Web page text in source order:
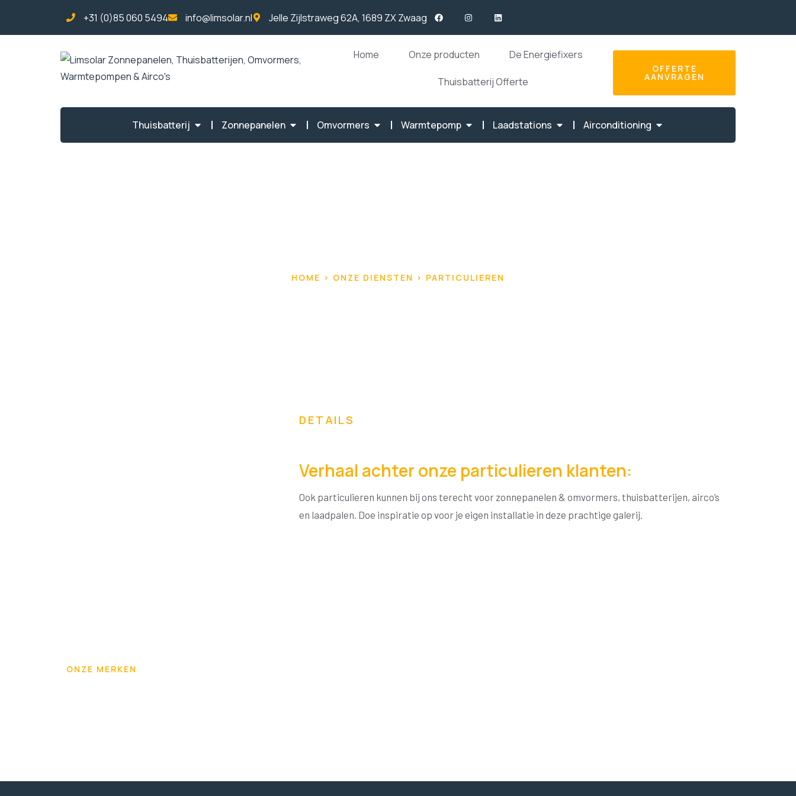
+31 (0)85 060 5494 info@limsolar.nl Jelle Zijlstraweg 62A, 1689 ZX Zwaag
Home Onze producten De Energiefixers
Thuisbatterij Offerte
OFFERTE
AANVRAGEN
Thuisbatterij Zonnepanelen Omvormers Warmtepomp Laadstations Airconditioning
HOME > ONZE DIENSTEN > PARTICULIEREN
DETAILS
Verhaal achter onze particulieren klanten:
Ook particulieren kunnen bij ons terecht voor zonnepanelen & omvormers, thuisbatterijen, airco’s
en laadpalen. Doe inspiratie op voor je eigen installatie in deze prachtige galerij.
ONZE MERKEN